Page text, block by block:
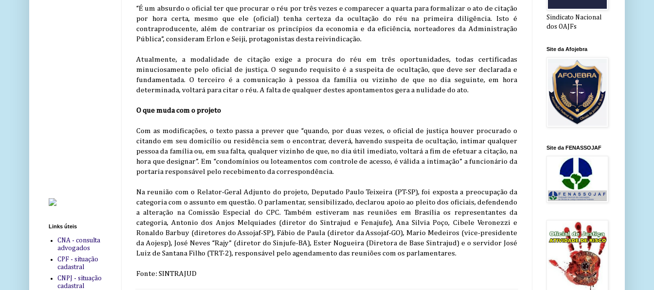
“É um absurdo o oficial ter que procurar o réu por três vezes e comparecer a quarta para formalizar o ato de citação
por hora certa, mesmo que ele (oficial) tenha certeza da ocultação do réu na primeira diligência. Isto é
contraproducente, além de contrariar os princípios da economia e da eficiência, norteadores da Administração
Pública”, consideram Erlon e Seiji, protagonistas desta reivindicação.
Atualmente, a modalidade de citação exige a procura do réu em três oportunidades, todas certificadas
minuciosamente pelo oficial de justiça. O segundo requisito é a suspeita de ocultação, que deve ser declarada e
fundamentada. O terceiro é a comunicação à pessoa da família ou vizinho de que no dia seguinte, em hora
determinada, voltará para citar o réu. A falta de qualquer destes apontamentos gera a nulidade do ato.
O que muda com o projeto
Com as modificações, o texto passa a prever que “quando, por duas vezes, o oficial de justiça houver procurado o
citando em seu domicílio ou residência sem o encontrar, deverá, havendo suspeita de ocultação, intimar qualquer
pessoa da família ou, em sua falta, qualquer vizinho de que, no dia útil imediato, voltará a fim de efetuar a citação, na
hora que designar”. Em “condomínios ou loteamentos com controle de acesso, é válida a intimação” a funcionário da
portaria responsável pelo recebimento da correspondência.
Na reunião com o Relator-Geral Adjunto do projeto, Deputado Paulo Teixeira (PT-SP), foi exposta a preocupação da
categoria com o assunto em questão. O parlamentar, sensibilizado, declarou apoio ao pleito dos oficiais, defendendo
a alteração na Comissão Especial do CPC. Também estiveram nas reuniões em Brasília os representantes da
categoria, Antonio dos Anjos Melquiades (diretor do Sintrajud e Fenajufe), Ana Silvia Poço, Cibele Veronezzi e
Ronaldo Barbuy (diretores do Assojaf-SP), Fábio de Paula (diretor da Assojaf-GO), Mario Medeiros (vice-presidente
da Aojesp), José Neves “Rajy” (diretor do Sinjufe-BA), Ester Nogueira (Diretora de Base Sintrajud) e o servidor José
Luiz de Santana Filho (TRT-2), responsável pelo agendamento das reuniões com os parlamentares.
Fonte: SINTRAJUD
Links úteis
CNA - consulta
advogados
CPF - situação
cadastral
CNPJ - situação
cadastral
Sindicato Nacional
dos OAJFs
Site da Afojebra
Site da FENASSOJAF